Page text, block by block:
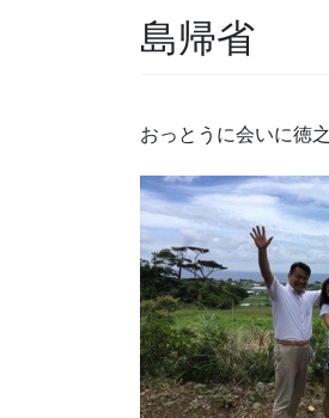
島帰省
おっとうに会いに徳